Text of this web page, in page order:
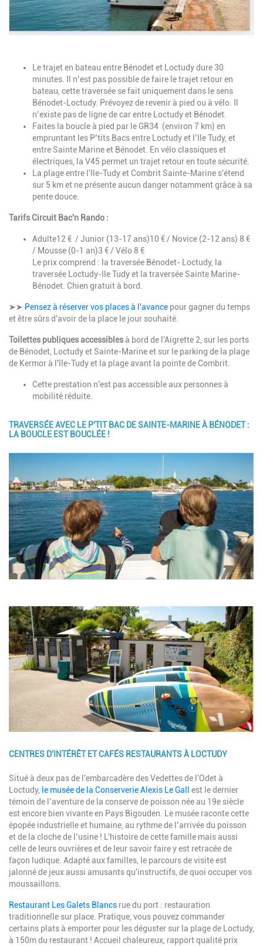
DescriptionLe trajet en bateau entre Bénodet et Loctudy dure 30
minutes. Il n’est pas possible de faire le trajet retour en
bateau, cette traversée se fait uniquement dans le sens
Bénodet-Loctudy. Prévoyez de revenir à pied ou à vélo. Il
n’existe pas de ligne de car entre Loctudy et Bénodet.
Faites la boucle à pied par le GR34 (environ 7 km) en
empruntant les P’tits Bacs entre Loctudy et l’Ile Tudy, et
entre Sainte Marine et Bénodet. En vélo classiques et
électriques, la V45 permet un trajet retour en toute sécurité.
La plage entre l'Ile-Tudy et Combrit Sainte-Marine s'étend
sur 5 km et ne présente aucun danger notamment grâce à sa
pente douce.
Tarifs Circuit Bac'n Rando :
Adulte12 € / Junior (13-17 ans)10 € / Novice (2-12 ans) 8 €
/ Mousse (0-1 an)3 € / Vélo 8 €
Le prix comprend : la traversée Bénodet- Loctudy, la
traversée Loctudy-Ile Tudy et la traversée Sainte Marine-
Bénodet. Chien gratuit à bord.
➤➤ Pensez à réserver vos places à l'avance pour gagner du temps
et être sûrs d'avoir de la place le jour souhaité.
Toilettes publiques accessiblesà bord de l'Aigrette 2, sur les ports
de Bénodet, Loctudy et Sainte-Marine et sur le parking de la plage
de Kermor à l'île-Tudy et la plage avant la pointe de Combrit.
Cette prestation n'est pas accessible aux personnes à
mobilité réduite.
TRAVERSÉE AVEC LE P'TIT BAC DE SAINTE-MARINE À BÉNODET :
LA BOUCLE EST BOUCLÉE !
Image
CENTRES D'INTÉRÊT ET CAFÉS RESTAURANTS À LOCTUDY
Description
Situé à deux pas de l'embarcadère des Vedettes de l'Odet à
Loctudy, le musée de la Conserverie Alexis Le Gall est le dernier
témoin de l’aventure de la conserve de poisson née au 19e siècle
est encore bien vivante en Pays Bigouden. Le musée raconte cette
épopée industrielle et humaine, au rythme de l’arrivée du poisson
et de la cloche de l’usine ! L'histoire de cette famille mais aussi
celle de leurs ouvrières et de leur savoir faire y est retracée de
façon ludique. Adapté aux familles, le parcours de visite est
jalonné de jeux aussi amusants qu'instructifs, de quoi occuper vos
moussaillons.
Restaurant Les Galets Blancs rue du port : restauration
traditionnelle sur place. Pratique, vous pouvez commander
certains plats à emporter pour les déguster sur la plage de Loctudy,
à 150m du restaurant ! Accueil chaleureux, rapport qualité prix